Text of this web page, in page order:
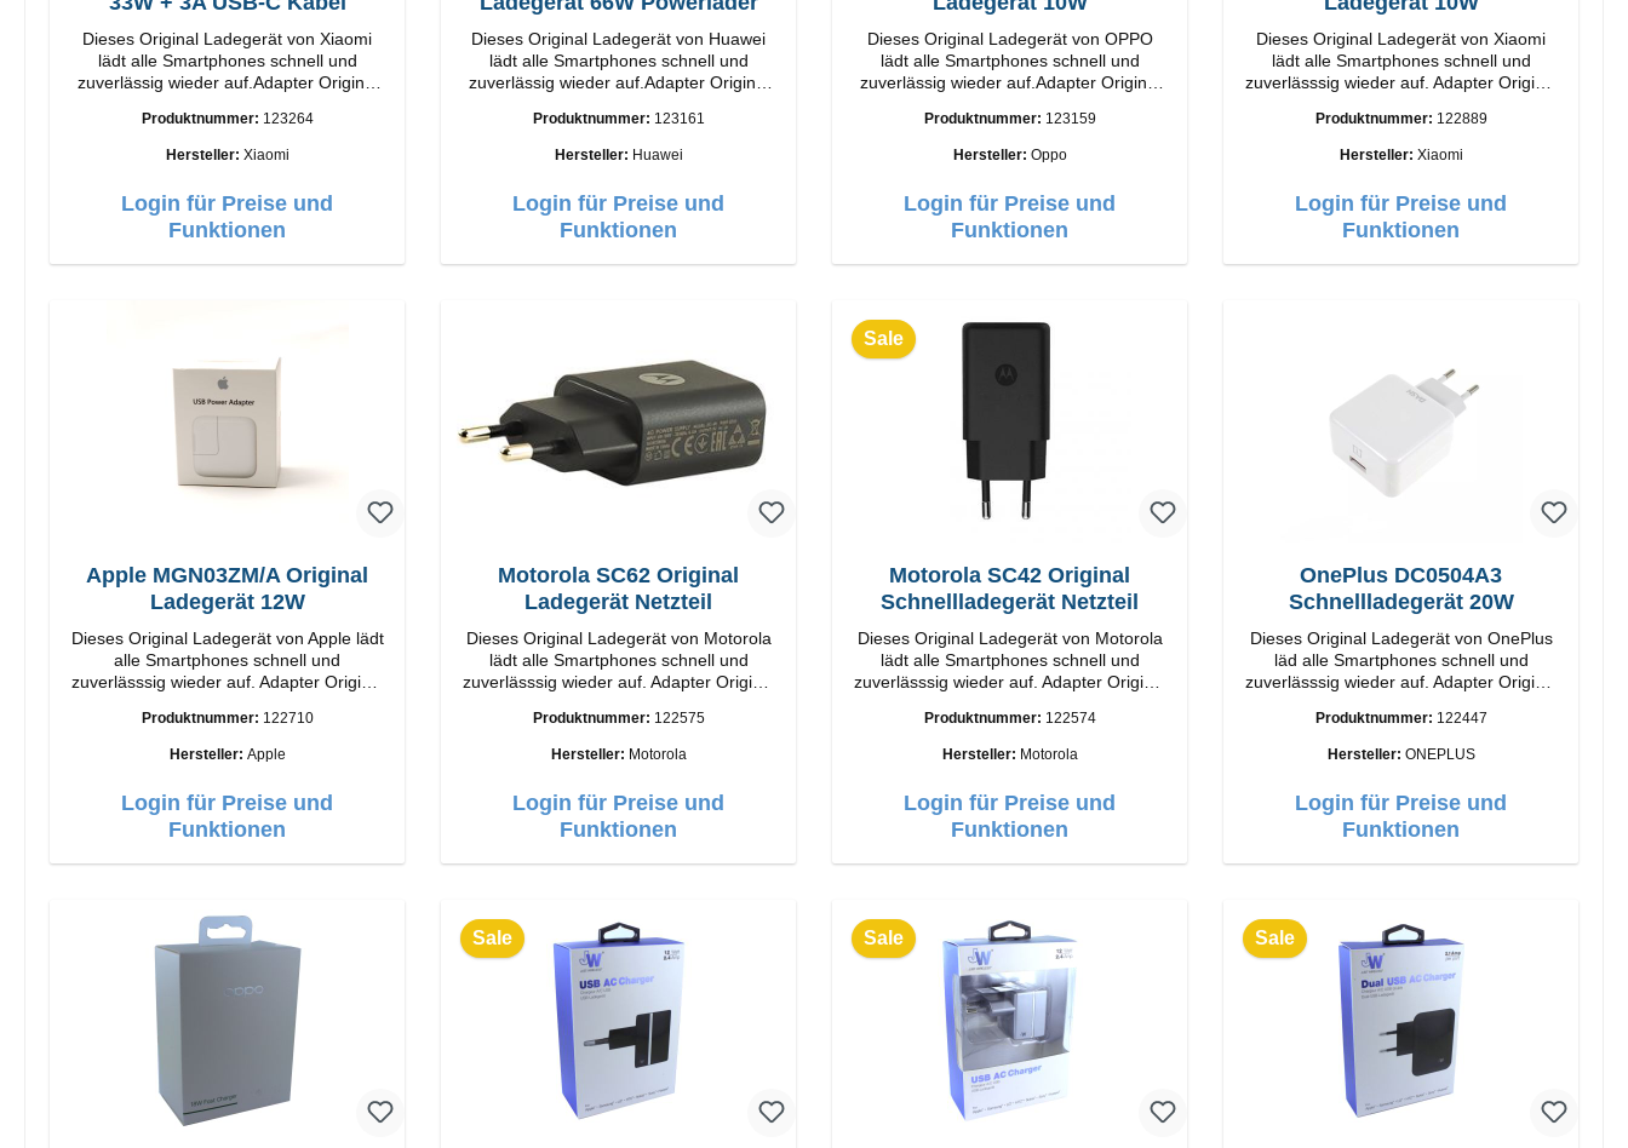
Dieses Original Ladegerät von Xiaomi
lädt alle Smartphones schnell und
zuverlässig wieder auf.Adapter Original
Anschlüsse: USB-A Output: 33W Farbe:
Produktnummer: 123264
Hersteller: Xiaomi
Login für Preise und
Funktionen
Dieses Original Ladegerät von Huawei
lädt alle Smartphones schnell und
zuverlässig wieder auf.Adapter Original
Anschlüsse: USB-C Output: 66W Farbe:
Weiss
Produktnummer: 123161
Hersteller: Huawei
Login für Preise und
Funktionen
Dieses Original Ladegerät von OPPO
lädt alle Smartphones schnell und
zuverlässig wieder auf.Adapter Original
Anschlüsse: USB-A Output: 10W Farbe:
Weiss
Produktnummer: 123159
Hersteller: Oppo
Login für Preise und
Funktionen
Dieses Original Ladegerät von Xiaomi
lädt alle Smartphones schnell und
zuverlässsig wieder auf. Adapter Original
Anschlüsse: USB-A Output: 10W Farbe:
Weiß
Produktnummer: 122889
Hersteller: Xiaomi
Login für Preise und
Funktionen
Apple MGN03ZM/A Original
Ladegerät 12W
Dieses Original Ladegerät von Apple lädt
alle Smartphones schnell und
zuverlässsig wieder auf. Adapter Original
Anschlüsse: USB-A Output: 12W Farbe:
Weiß
Produktnummer: 122710
Hersteller: Apple
Login für Preise und
Funktionen
Motorola SC62 Original
Ladegerät Netzteil
Dieses Original Ladegerät von Motorola
lädt alle Smartphones schnell und
zuverlässsig wieder auf. Adapter Original
Anschlüsse: USB-A Output: 5W Farbe:
Schwarz
Produktnummer: 122575
Hersteller: Motorola
Login für Preise und
Funktionen
Sale
Motorola SC42 Original
Schnellladegerät Netzteil
Dieses Original Ladegerät von Motorola
lädt alle Smartphones schnell und
zuverlässsig wieder auf. Adapter Original
Anschlüsse: USB-A Output: 10W Farbe:
Schwarz
Produktnummer: 122574
Hersteller: Motorola
Login für Preise und
Funktionen
OnePlus DC0504A3
Schnellladegerät 20W
Dieses Original Ladegerät von OnePlus
läd alle Smartphones schnell und
zuverlässsig wieder auf. Adapter Original
Anschlüsse: USB-A Output: 20W Farbe:
Weiss
Produktnummer: 122447
Hersteller: ONEPLUS
Login für Preise und
Funktionen
Sale Sale Sale